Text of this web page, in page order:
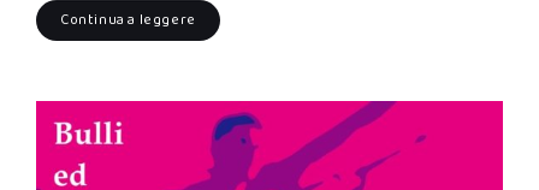
Continua a leggere